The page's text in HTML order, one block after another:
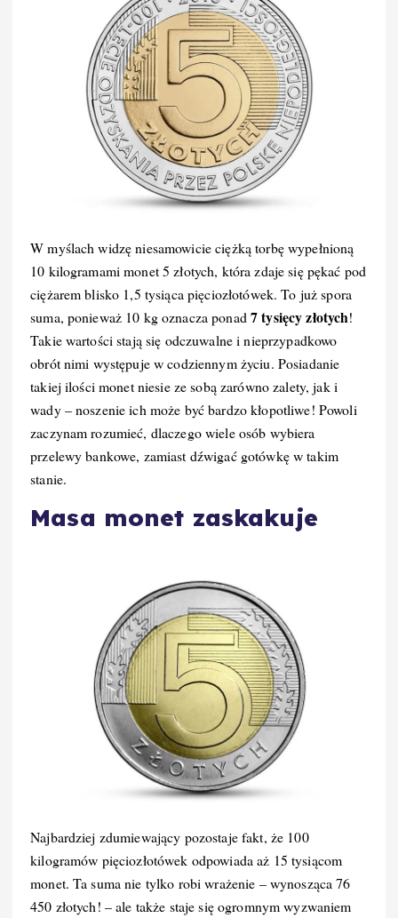
W myślach widzę niesamowicie ciężką torbę wypełnioną
10 kilogramami monet 5 złotych, która zdaje się pękać pod
ciężarem blisko 1,5 tysiąca pięciozłotówek. To już spora
suma, ponieważ 10 kg oznacza ponad7 tysięcy złotych!
Takie wartości stają się odczuwalne i nieprzypadkowo
obrót nimi występuje w codziennym życiu. Posiadanie
takiej ilości monet niesie ze sobą zarówno zalety, jak i
wady – noszenie ich może być bardzo kłopotliwe! Powoli
zaczynam rozumieć, dlaczego wiele osób wybiera
przelewy bankowe, zamiast dźwigać gotówkę w takim
stanie.
Masa monet zaskakuje
Najbardziej zdumiewający pozostaje fakt, że 100
kilogramów pięciozłotówek odpowiada aż 15 tysiącom
monet. Ta suma nie tylko robi wrażenie – wynosząca 76
450 złotych! – ale także staje się ogromnym wyzwaniem